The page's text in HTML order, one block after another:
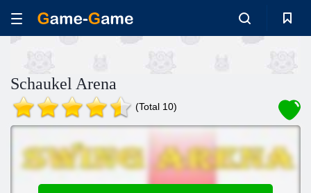
Schaukel Arena
(Total 10)